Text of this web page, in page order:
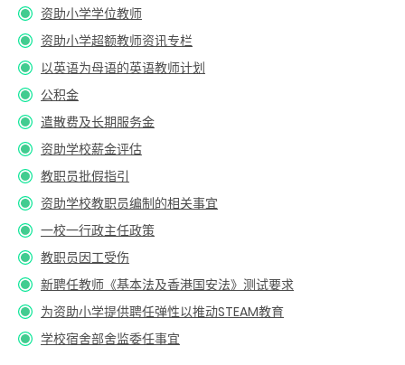
资助小学学位教师
资助小学超额教师资讯专栏
以英语为母语的英语教师计划
公积金
遣散费及长期服务金
资助学校薪金评估
教职员批假指引
资助学校教职员编制的相关事宜
一校一行政主任政策
教职员因工受伤
新聘任教师《基本法及香港国安法》测试要求
为资助小学提供聘任弹性以推动STEAM教育
学校宿舍部舍监委任事宜